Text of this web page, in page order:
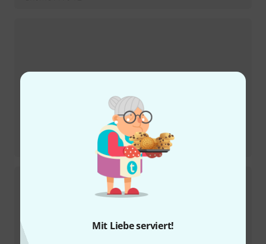
Mit Liebe serviert!